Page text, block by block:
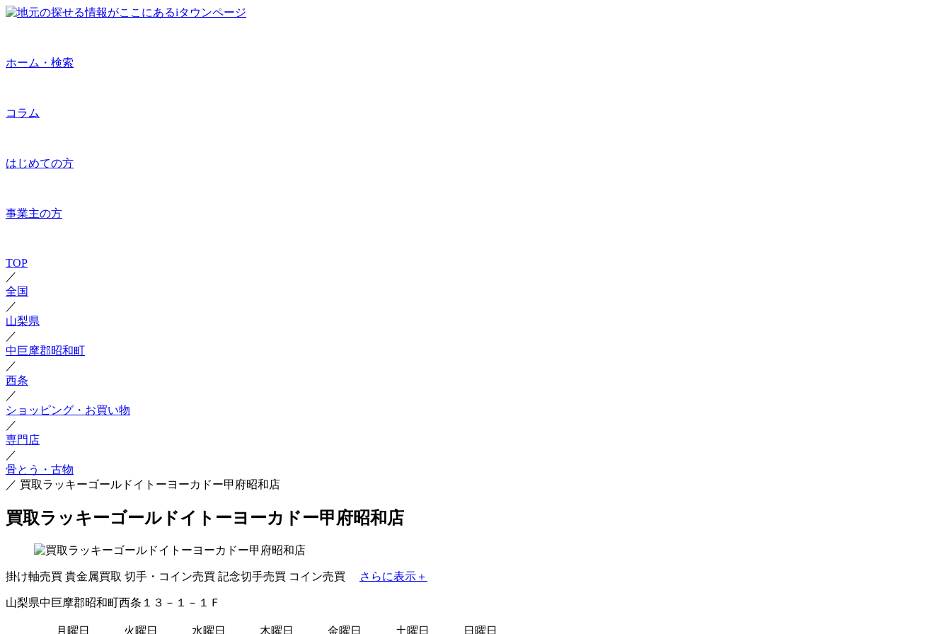
ホーム・検索
コラム
はじめての方
事業主の方
TOP
／
全国
／
山梨県
／
中巨摩郡昭和町
／
西条
／
ショッピング・お買い物
／
専門店
／
骨とう・古物
／ 買取ラッキーゴールドイトーヨーカドー甲府昭和店
買取ラッキーゴールドイトーヨーカドー甲府昭和店
掛け軸売買 貴金属買取 切手・コイン売買 記念切手売買 コイン売買 さらに表示＋
山梨県中巨摩郡昭和町西条１３－１－１Ｆ
月曜日 火曜日 水曜日 木曜日 金曜日 土曜日
日曜日